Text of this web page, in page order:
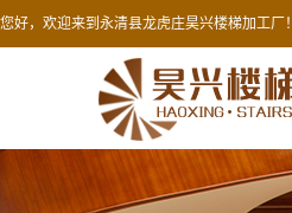
您好，欢迎来到永清县龙虎庄昊兴楼梯加工厂！